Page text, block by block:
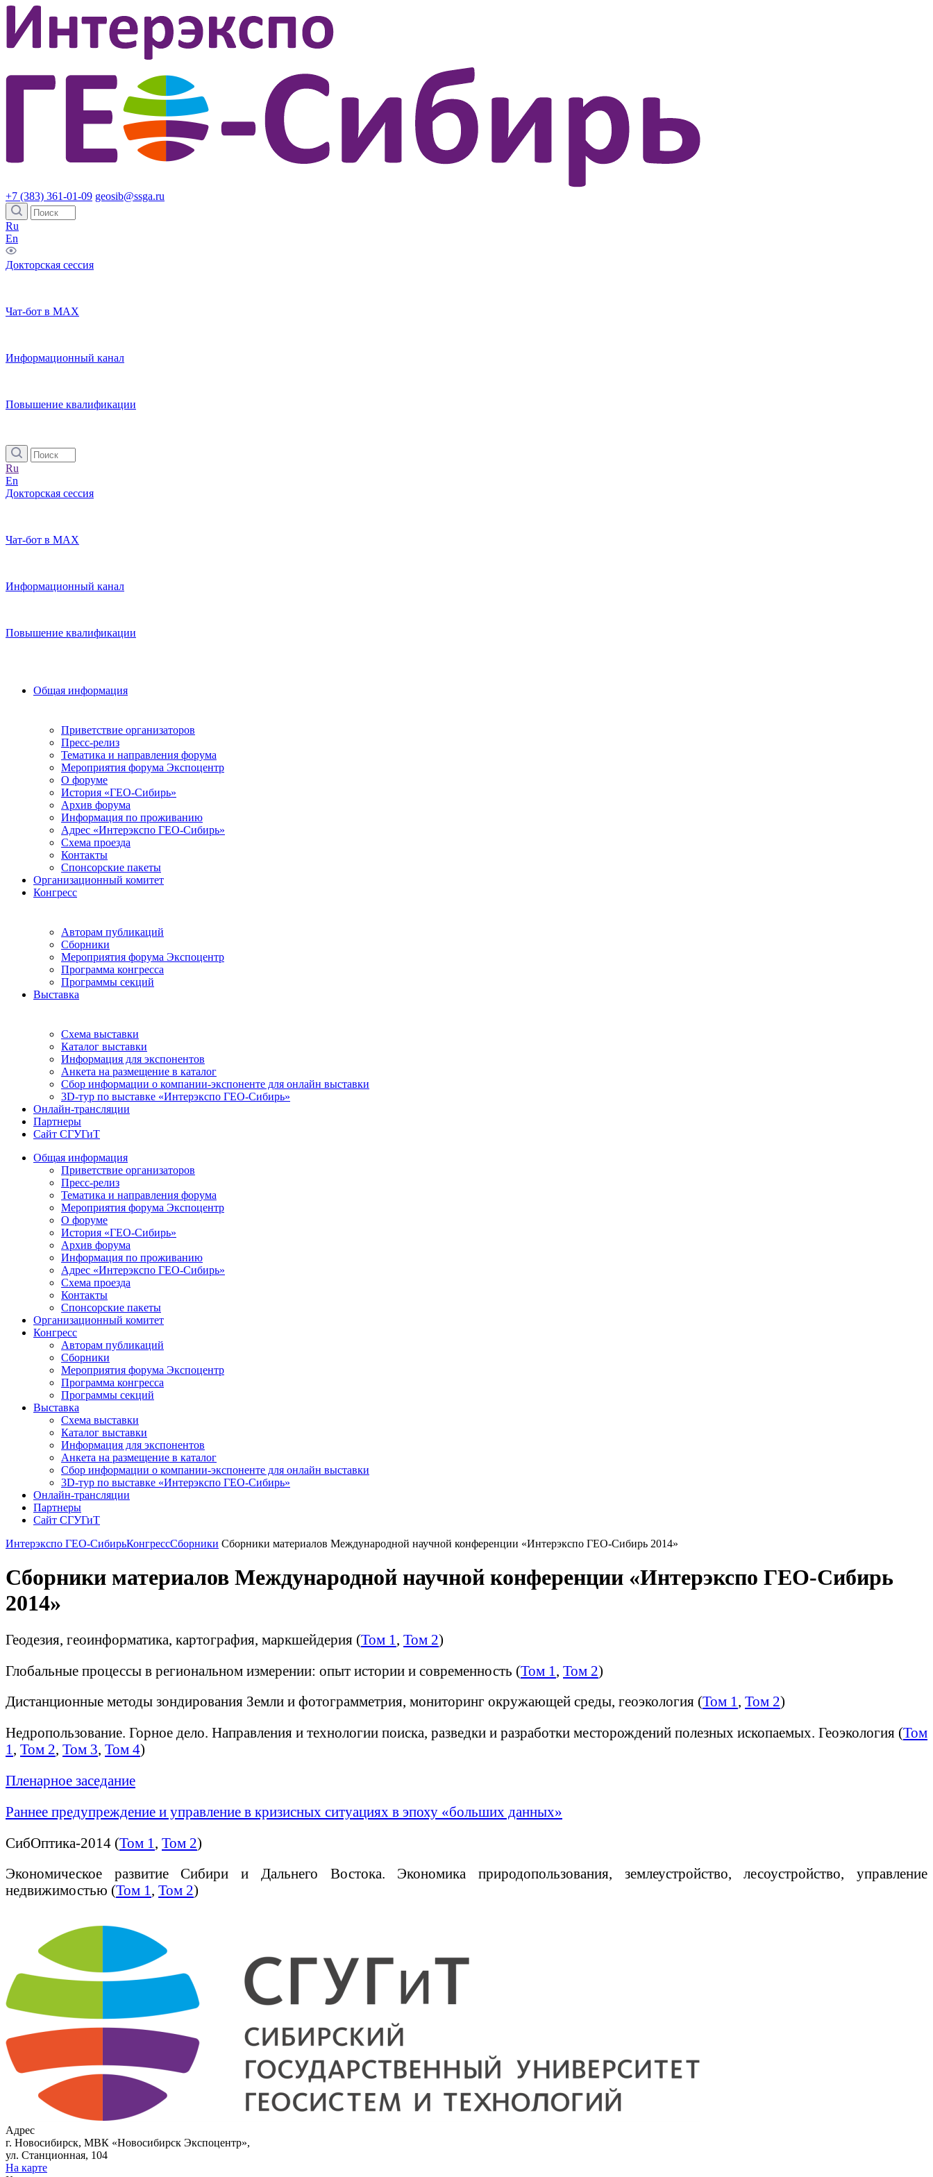
+7 (383) 361-01-09 geosib@ssga.ru
Ru
En
Докторская сессия
Чат-бот в MAX
Информационный канал
Повышение квалификации
Ru
En
Докторская сессия
Чат-бот в MAX
Информационный канал
Повышение квалификации
Общая информация
Приветствие организаторов
Пресс-релиз
Тематика и направления форума
Мероприятия форума Экспоцентр
О форуме
История «ГЕО-Сибирь»
Архив форума
Информация по проживанию
Адрес «Интерэкспо ГЕО-Сибирь»
Схема проезда
Контакты
Спонсорские пакеты
Организационный комитет
Конгресс
Авторам публикаций
Сборники
Мероприятия форума Экспоцентр
Программа конгресса
Программы секций
Выставка
Схема выставки
Каталог выставки
Информация для экспонентов
Анкета на размещение в каталог
Сбор информации о компании-экспоненте для онлайн выставки
3D-тур по выставке «Интерэкспо ГЕО-Сибирь»
Онлайн-трансляции
Партнеры
Сайт СГУГиТ
Общая информация
Приветствие организаторов
Пресс-релиз
Тематика и направления форума
Мероприятия форума Экспоцентр
О форуме
История «ГЕО-Сибирь»
Архив форума
Информация по проживанию
Адрес «Интерэкспо ГЕО-Сибирь»
Схема проезда
Контакты
Спонсорские пакеты
Организационный комитет
Конгресс
Авторам публикаций
Сборники
Мероприятия форума Экспоцентр
Программа конгресса
Программы секций
Выставка
Схема выставки
Каталог выставки
Информация для экспонентов
Анкета на размещение в каталог
Сбор информации о компании-экспоненте для онлайн выставки
3D-тур по выставке «Интерэкспо ГЕО-Сибирь»
Онлайн-трансляции
Партнеры
Сайт СГУГиТ
Интерэкспо ГЕО-СибирьКонгрессСборники Сборники материалов Международной научной конференции «Интерэкспо ГЕО-Сибирь 2014»
Сборники материалов Международной научной конференции «Интерэкспо ГЕО-Сибирь
2014»
Геодезия, геоинформатика, картография, маркшейдерия (Том 1 , Том 2)
Глобальные процессы в региональном измерении: опыт истории и современность (Том 1 , Том 2)
Дистанционные методы зондирования Земли и фотограмметрия, мониторинг окружающей среды, геоэкология (Том 1 , Том 2)
Недропользование. Горное дело. Направления и технологии поиска, разведки и разработки месторождений полезных ископаемых. Геоэкология (Том
1 , Том 2, Том 3, Том 4)
Пленарное заседание
Раннее предупреждение и управление в кризисных ситуациях в эпоху «больших данных»
СибОптика-2014 (Том 1 , Том 2)
Экономическое развитие Сибири и Дальнего Востока. Экономика природопользования, землеустройство, лесоустройство, управление
недвижимостью (Том 1 , Том 2)
Адрес
г. Новосибирск, МВК «Новосибирск Экспоцентр»,
ул. Станционная, 104
На карте